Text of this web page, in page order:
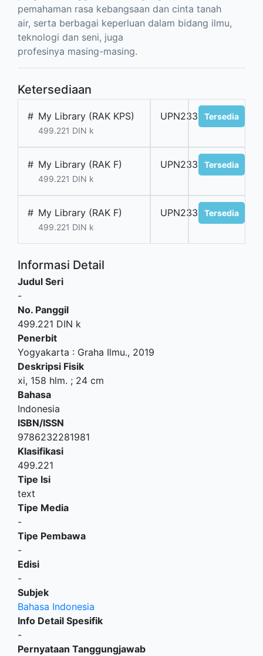
pemahaman rasa kebangsaan dan cinta tanah
air, serta berbagai keperluan dalam bidang ilmu,
teknologi dan seni, juga
profesinya masing-masing.
Ketersediaan
# My Library (RAK KPS)
499.221 DIN k
UPN233643Tersedia
# My Library (RAK F)
499.221 DIN k
UPN233644Tersedia
# My Library (RAK F)
499.221 DIN k
UPN233645Tersedia
Informasi Detail
Judul Seri
-
No. Panggil
499.221 DIN k
Penerbit
Yogyakarta : Graha Ilmu., 2019
Deskripsi Fisik
xi, 158 hlm. ; 24 cm
Bahasa
Indonesia
ISBN/ISSN
9786232281981
Klasifikasi
499.221
Tipe Isi
text
Tipe Media
-
Tipe Pembawa
-
Edisi
-
Subjek
Bahasa Indonesia
Info Detail Spesifik
-
Pernyataan Tanggungjawab